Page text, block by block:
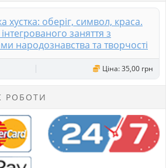
хустка: оберіг, символ, краса.
заняття з
народознавства та творчості
Ціна: 35,00 грн
РОБОТИ